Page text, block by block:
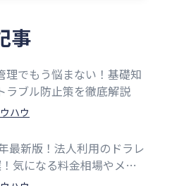
事
理でもう悩まない！基礎知
ラブル防止策を徹底解説
ハウ
最新版！法人利用のドラレ
気になる料金相場やメリ
紹介